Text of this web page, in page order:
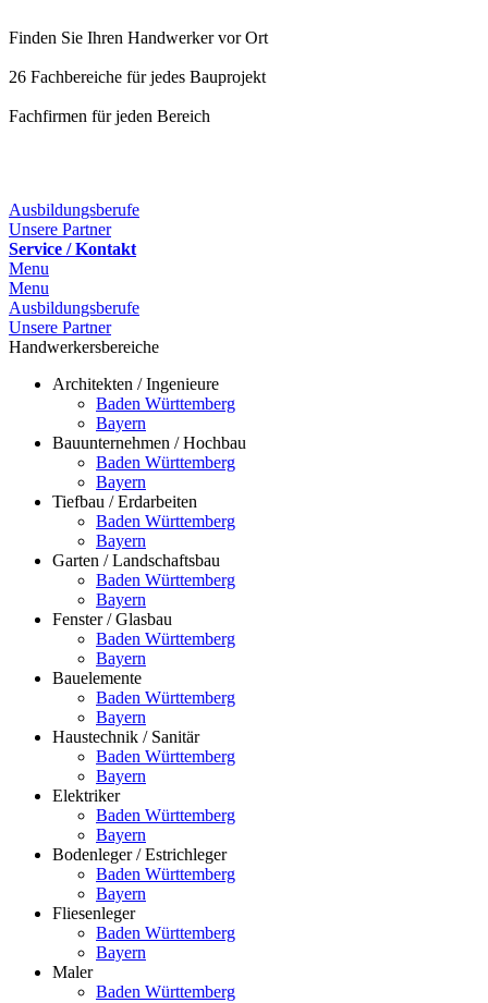
Finden Sie Ihren Handwerker vor Ort
26 Fachbereiche für jedes Bauprojekt
Fachfirmen für jeden Bereich
Ausbildungsberufe
Unsere Partner
Service / Kontakt
Menu
Menu
Ausbildungsberufe
Unsere Partner
Handwerkersbereiche
Architekten / Ingenieure
Baden Württemberg
Bayern
Bauunternehmen / Hochbau
Baden Württemberg
Bayern
Tiefbau / Erdarbeiten
Baden Württemberg
Bayern
Garten / Landschaftsbau
Baden Württemberg
Bayern
Fenster / Glasbau
Baden Württemberg
Bayern
Bauelemente
Baden Württemberg
Bayern
Haustechnik / Sanitär
Baden Württemberg
Bayern
Elektriker
Baden Württemberg
Bayern
Bodenleger / Estrichleger
Baden Württemberg
Bayern
Fliesenleger
Baden Württemberg
Bayern
Maler
Baden Württemberg